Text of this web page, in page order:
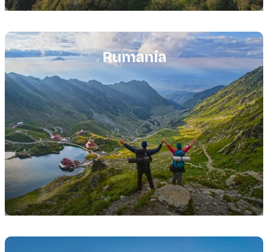
Rumanía
Featured
image
Featured